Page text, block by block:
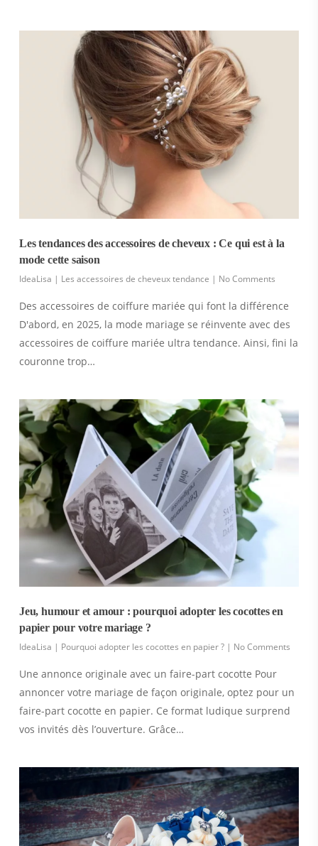
Les tendances des accessoires de cheveux : Ce qui est à la
mode cette saison
IdeaLisa | Les accessoires de cheveux tendance | No Comments
Des accessoires de coiffure mariée qui font la différence
D'abord, en 2025, la mode mariage se réinvente avec des
accessoires de coiffure mariée ultra tendance. Ainsi, fini la
couronne trop…
Jeu, humour et amour : pourquoi adopter les cocottes en
papier pour votre mariage ?
IdeaLisa | Pourquoi adopter les cocottes en papier ? | No Comments
Une annonce originale avec un faire-part cocotte Pour
annoncer votre mariage de façon originale, optez pour un
faire-part cocotte en papier. Ce format ludique surprend
vos invités dès l’ouverture. Grâce…